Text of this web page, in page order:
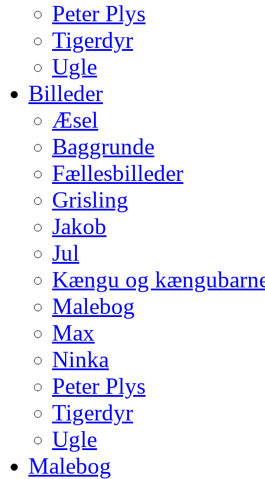
Peter Plys
Tigerdyr
Ugle
Billeder
Æsel
Baggrunde
Fællesbilleder
Grisling
Jakob
Jul
Kængu og
Malebog
Max
Ninka
Peter Plys
Tigerdyr
Ugle
Malebog